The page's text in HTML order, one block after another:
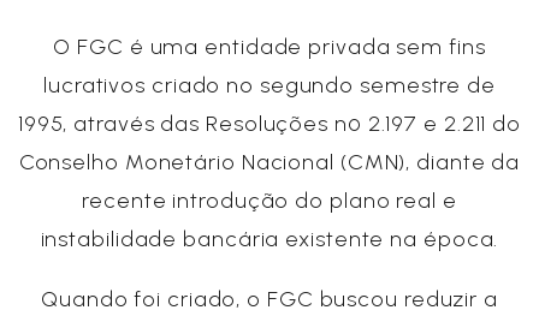
O FGC é uma entidade privada sem fins
lucrativos criado no segundo semestre de
1995, através das Resoluções nº 2.197 e 2.211 do
Conselho Monetário Nacional (CMN), diante da
recente introdução do plano real e
instabilidade bancária existente na época.
Quando foi criado, o FGC buscou reduzir a